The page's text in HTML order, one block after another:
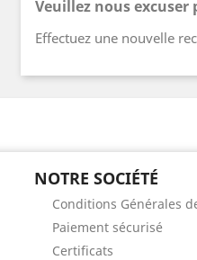
Veuillez nous
Effectuez une nouvelle
NOTRE SOCIÉTÉ
Conditions Générales
Paiement sécurisé
Certificats